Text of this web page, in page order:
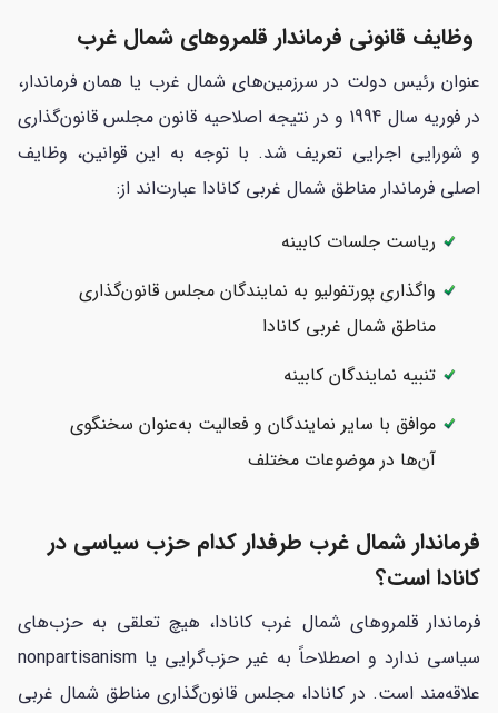
وظایف قانونی فرماندار قلمروهای شمال غرب
عنوان رئیس دولت در سرزمین‌های شمال غرب یا همان فرماندار،
در فوریه سال 1994 و در نتیجه اصلاحیه قانون مجلس قانون‌گذاری
و شورایی اجرایی تعریف شد. با توجه به این قوانین، وظایف
اصلی فرماندار مناطق شمال غربی کانادا عبارت‌اند از:
ریاست جلسات کابینه
واگذاری پورتفولیو به نمایندگان مجلس قانون‌گذاری
مناطق شمال غربی کانادا
تنبیه نمایندگان کابینه
موافق با سایر نمایندگان و فعالیت به‌عنوان سخنگوی
آن‌ها در موضوعات مختلف
فرماندار شمال غرب طرفدار کدام حزب سیاسی در
کانادا است؟
فرماندار قلمروهای شمال غرب کانادا، هیچ تعلقی به حزب‌های
سیاسی ندارد و اصطلاحاً به غیر حزب‌گرایی یا nonpartisanism
علاقه‌مند است. در کانادا، مجلس قانون‌گذاری مناطق شمال غربی